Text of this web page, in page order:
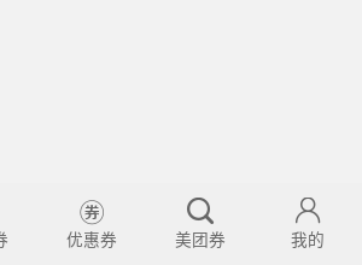
优惠券 美团券 我的